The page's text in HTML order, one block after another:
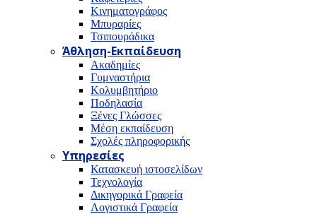
Κινηματογράφος
Μπυραρίες
Τσιπουράδικα
Άθληση-Εκπαίδευση
Ακαδημίες
Γυμναστήρια
Κολυμβητήριο
Ποδηλασία
Ξένες Γλώσσες
Μέση εκπαίδευση
Σχολές πληροφορικής
Υπηρεσίες
Κατασκευή ιστοσελίδων
Τεχνολογία
Δικηγορικά Γραφεία
Λογιστικά Γραφεία